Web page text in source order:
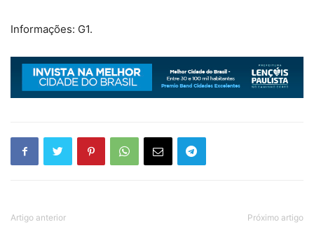
Informações: G1.
Artigo anterior Próximo artigo